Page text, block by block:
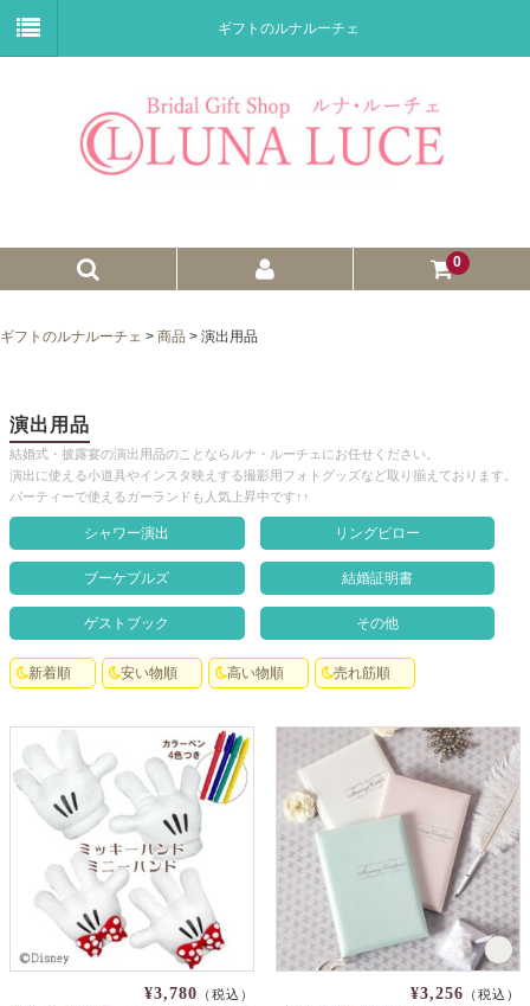
ギフトのルナルーチェ
0
ウェイトドール
子育て卒業証書
ウェルカムボード
クロックギフト
引菓子
引出物ギフト
カタログギフト
ブライダルバッグ
演出用品
内祝い 出産祝い
季節イベント特集
ギフトのルナルーチェ > 商品 > 演出用品
演出用品
結婚式・披露宴の演出用品のことならルナ・ルーチェにお任せください。
演出に使える小道具やインスタ映えする撮影用フォトグッズなど取り揃えております。
パーティーで使えるガーランドも人気上昇中です↑↑
シャワー演出 リングピロー
ブーケプルズ 結婚証明書
ゲストブック その他
新着順 安い物順 高い物順 売れ筋順
¥3,780 （税込） ¥3,256 （税込）